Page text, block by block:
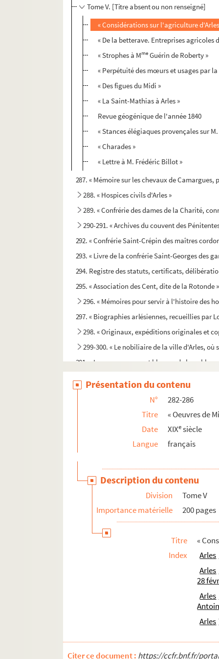
Tome V. [Titre absent ou non renseigné]
« Considérations sur l'agriculture
« De la betterave. Entreprises agricoles
« Strophes à Mme Guérin de Roberty »
« Perpétuité des mœurs et usages par
« Des figues du Midi »
« La Saint-Mathias à Arles »
Revue géogénique de l'année 1840
« Stances élégiaques provençales sur
« Charades »
« Lettre à M. Frédéric Billot »
287. « Mémoire sur les chevaux de Camargues,
288. « Hospices civils d'Arles »
289. « Confrérie des dames de la Charité,
290-291. « Archives du couvent des
292. « Confrérie Saint-Crépin des maîtres
293. « Livre de la confrérie Saint-Georges des
294. Registre des statuts, certificats,
295. « Association des Cent, dite de la Rotonde »
296. « Mémoires pour servir à l'histoire des
297. « Biographies arlésiennes, recueillies par
298. « Originaux, expéditions originales et
299-300. « Le nobiliaire de la ville d'Arles,
301. « Les noms, armes et blasons de la
307. « Livre de raison de Jean d'Antonelle-
308. Papiers de « Jean Aubert, avocat.
309-311. « Mémoires à plaider et
312. « Papiers de la famille Avignon de Malijay
313. « Fief et seigneurie de Malijay »
314. « Livre de raison de la famille Avignon de
315-316. « Papiers de Jean-César Besson,
317-318. « Correspondance de la famille
319. « Papiers de la famille de Boche »,
321. Livre de raison de la famille Constantin,
322. « Mélanges laissés par Nicolas
324. « Supplément au volume intitulé :
Présentation du contenu
N°
282-286
Titre
« Oeuvres de
Date
XIXesiècle
Langue
français
Description du contenu
Division
Tome V
Importance matérielle
200 pages
Titre
«
Index
Arles
Arles
28
Arles
Arles
Citer ce document : https://ccfr.bnf.fr/